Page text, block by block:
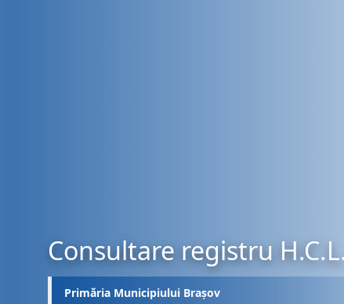
Consultare registru
Primăria Municipiului Brașov